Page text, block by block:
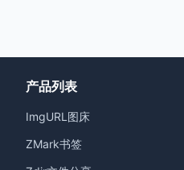
产品列表
ImgURL图床
ZMark书签